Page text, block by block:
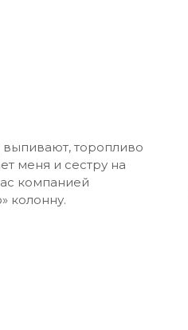
выпивают, торопливо
меня и сестру на
компанией
колонну.